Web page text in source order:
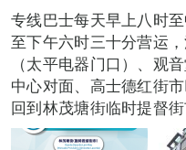
专线巴士每天早上八时
至下午六时三十分营运
（太平电器门口）、观
中心对面、高士德红街
回到林茂塘街临时提督街